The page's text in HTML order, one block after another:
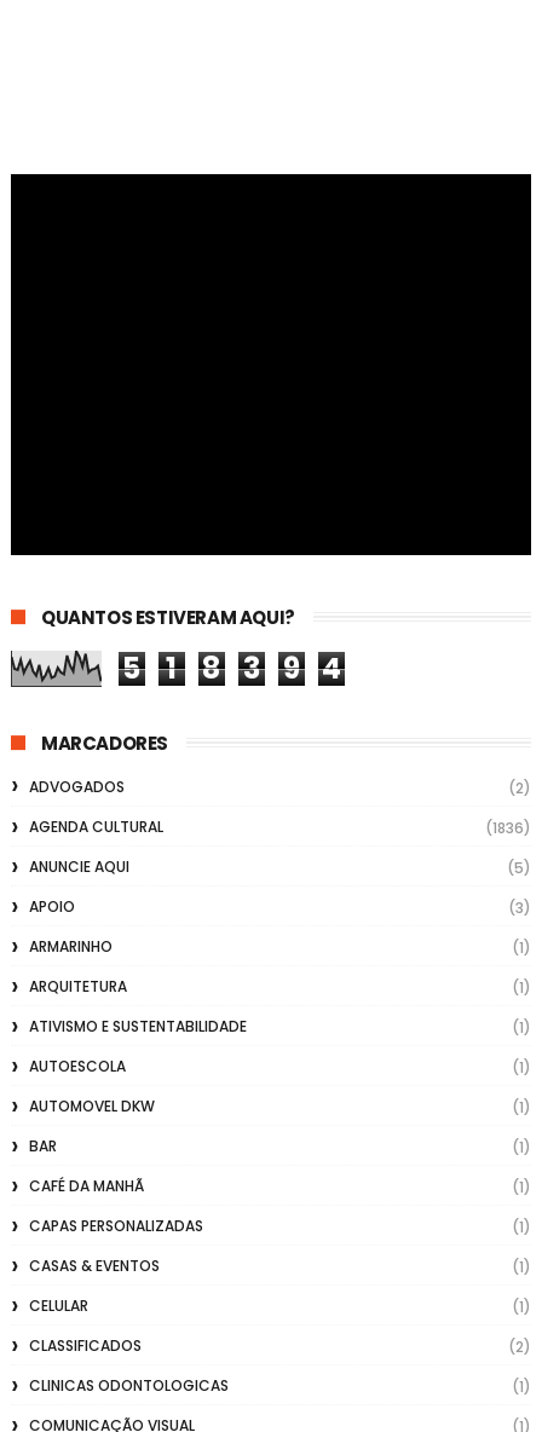
QUANTOS ESTIVERAM AQUI?
5 1 8 3 9 4
MARCADORES
ADVOGADOS
(2)
AGENDA CULTURAL
(1836)
ANUNCIE AQUI
(5)
APOIO
(3)
ARMARINHO
(1)
ARQUITETURA
(1)
ATIVISMO E SUSTENTABILIDADE
(1)
AUTOESCOLA
(1)
AUTOMOVEL DKW
(1)
BAR
(1)
CAFÉ DA MANHÃ
(1)
CAPAS PERSONALIZADAS
(1)
CASAS & EVENTOS
(1)
CELULAR
(1)
CLASSIFICADOS
(2)
CLINICAS ODONTOLOGICAS
(1)
COMUNICAÇÃO VISUAL
(1)